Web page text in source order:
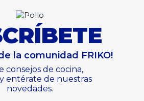
la comunidad FRIKO!
consejos de cocina,
entérate de nuestras
novedades.